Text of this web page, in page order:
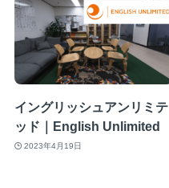
イングリッシュアンリミテ
ッド｜English Unlimited
2023年4月19日